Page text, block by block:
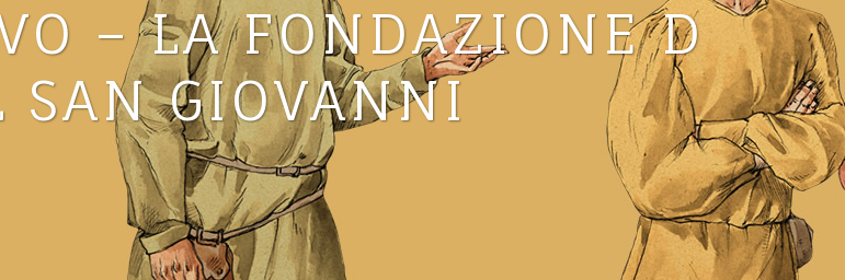
– LA FONDAZIONE D
SAN GIOVANNI